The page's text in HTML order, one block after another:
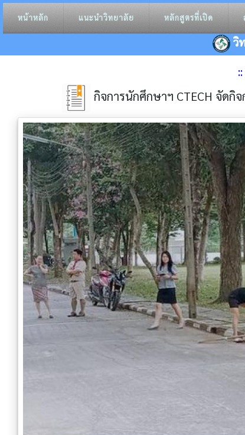
หน้าหลัก แนะนำวิทยาลัย หลักสูตรที่เปิด
วิ
กิจการนักศึกษาฯ CTECH จัด